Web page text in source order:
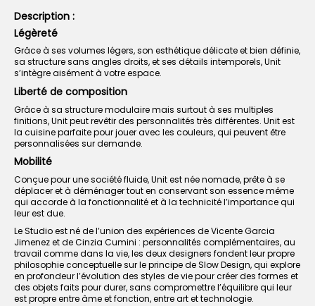
Description :
Légèreté
Grâce à ses volumes légers, son esthétique délicate et bien définie,
sa structure sans angles droits, et ses détails intemporels, Unit
s’intègre aisément à votre espace.
Liberté de composition
Grâce à sa structure modulaire mais surtout à ses multiples
finitions, Unit peut revêtir des personnalités très différentes. Unit est
la cuisine parfaite pour jouer avec les couleurs, qui peuvent être
personnalisées sur demande.
Mobilité
Conçue pour une société fluide, Unit est née nomade, prête à se
déplacer et à déménager tout en conservant son essence même
qui accorde à la fonctionnalité et à la technicité l’importance qui
leur est due.
Le Studio est né de l’union des expériences de Vicente Garcia
Jimenez et de Cinzia Cumini : personnalités complémentaires, au
travail comme dans la vie, les deux designers fondent leur propre
philosophie conceptuelle sur le principe de Slow Design, qui explore
en profondeur l’évolution des styles de vie pour créer des formes et
des objets faits pour durer, sans compromettre l’équilibre qui leur
est propre entre âme et fonction, entre art et technologie.